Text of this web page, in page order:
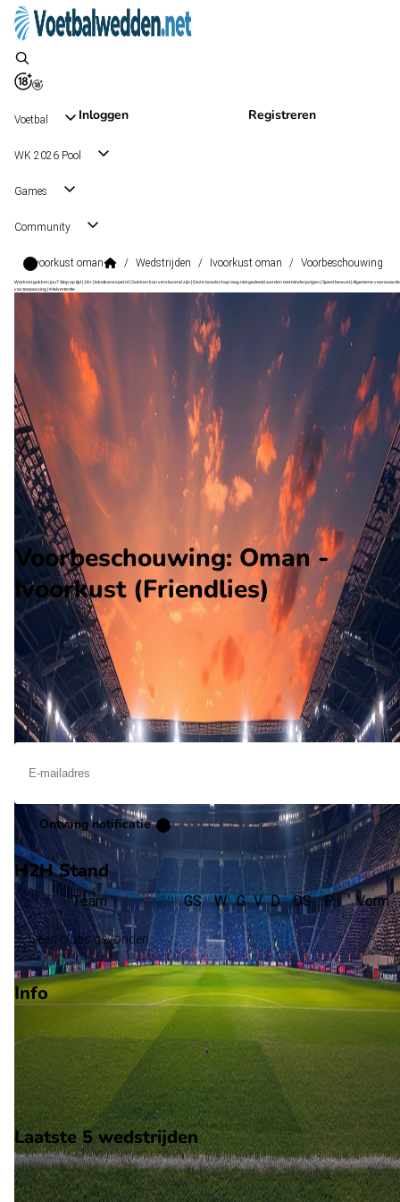
Inloggen Registreren
Voetbal
WK 2026 Pool
Games
Community
Ivoorkust oman / Wedstrijden / Ivoorkust oman / Voorbeschouwing
Wat kost gokken jou? Stop op tijd | 18+ | loketkansspel.nl | Gokken kan verslavend zijn | Deze boodschap mag niet gedeeld worden met minderjarigen | Speel bewust | Algemene
van toepassing | #Advertentie
Friendlies , Internationaal
Oman
Friendlies , Internationaal
0 - 2
Alle wedstrijden
Oman - Ivoorkust
Opstellingen
Voorspelling
Voorbeschouwing
Voorbeschouwing: Oman -
Ivoorkust (Friendlies)
Op november 18 2025 gaat Oman de strijd aan met Ivoorkust.
De wedstrijd wordt afgetrapt om 15:00 en wordt gespeeld in
Vriendschappelijke wedstrijden.
Ontvang een notificatie als deze voorbeschouwing beschikbaar is
Ontvang notificatie
H2H Stand
Team GS W G V D DS P Vorm
Geen clubs gevonden
Info
Op 18 november 2025 gaat Oman de strijd aan met Ivoorkust.
De wedstrijd wordt afgetrapt om 15:00 en wordt gespeeld in
Vriendschappelijke wedstrijden.
Stadion: Onbekend
Scheidsrechter: Onbekend
Laatste 5 wedstrijden
H2H
Oman
Ivoorkust